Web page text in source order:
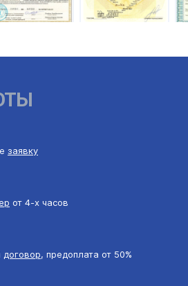
заявку
от 4-х часов
договор, предоплата от 50%